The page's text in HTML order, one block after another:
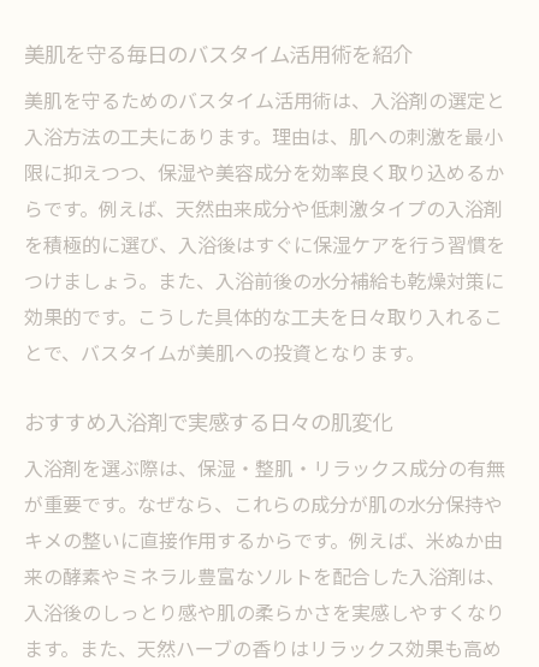
美肌を守る毎日のバスタイム活用術を紹介
美肌を守るためのバスタイム活用術は、入浴剤の選定と
入浴方法の工夫にあります。理由は、肌への刺激を最小
限に抑えつつ、保湿や美容成分を効率良く取り込めるか
らです。例えば、天然由来成分や低刺激タイプの入浴剤
を積極的に選び、入浴後はすぐに保湿ケアを行う習慣を
つけましょう。また、入浴前後の水分補給も乾燥対策に
効果的です。こうした具体的な工夫を日々取り入れるこ
とで、バスタイムが美肌への投資となります。
おすすめ入浴剤で実感する日々の肌変化
入浴剤を選ぶ際は、保湿・整肌・リラックス成分の有無
が重要です。なぜなら、これらの成分が肌の水分保持や
キメの整いに直接作用するからです。例えば、米ぬか由
来の酵素やミネラル豊富なソルトを配合した入浴剤は、
入浴後のしっとり感や肌の柔らかさを実感しやすくなり
ます。また、天然ハーブの香りはリラックス効果も高め